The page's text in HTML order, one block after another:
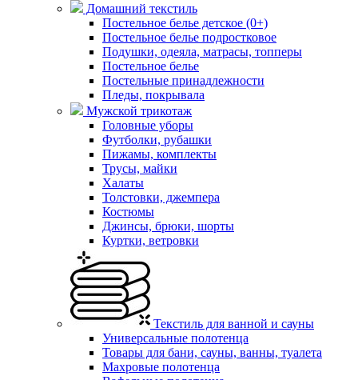
Домашний текстиль
Постельное белье детское (0+)
Постельное белье подростковое
Подушки, одеяла, матрасы, топперы
Постельное белье
Постельные принадлежности
Пледы, покрывала
Мужской трикотаж
Головные уборы
Футболки, рубашки
Пижамы, комплекты
Трусы, майки
Халаты
Толстовки, джемпера
Костюмы
Джинсы, брюки, шорты
Куртки, ветровки
Текстиль для ванной и сауны
Универсальные полотенца
Товары для бани, сауны, ванны, туалета
Махровые полотенца